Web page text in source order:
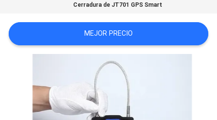
UNA
CITA
SITIO
Cerradura de JT701 GPS Smart
MEJOR PRECIO